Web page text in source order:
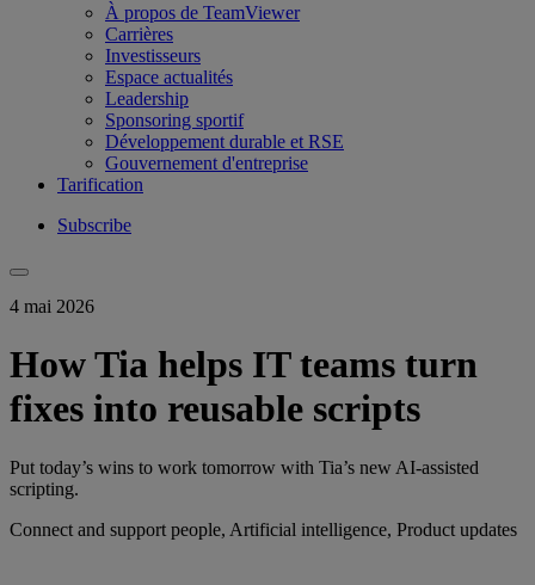
À propos de TeamViewer
Carrières
Investisseurs
Espace actualités
Leadership
Sponsoring sportif
Développement durable et RSE
Gouvernement d'entreprise
Tarification
Subscribe
4 mai 2026
How Tia helps IT teams turn
fixes into reusable scripts
Put today’s wins to work tomorrow with Tia’s new AI-assisted
scripting.
Connect and support people, Artificial intelligence, Product updates